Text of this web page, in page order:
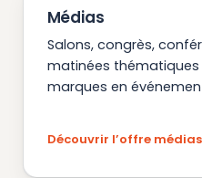
Médias
Salons, congrès,
matinées
marques en
Découvrir l’offre médias